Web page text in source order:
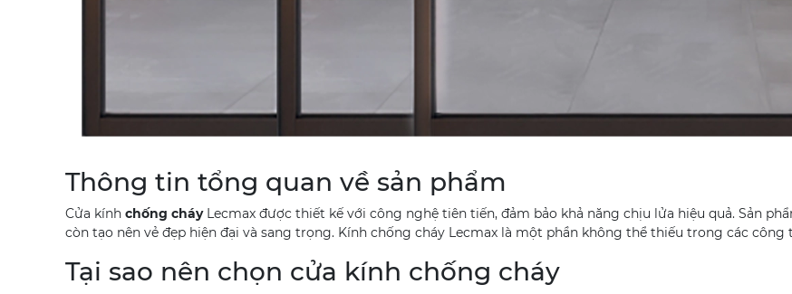
Thông tin tổng quan về sản phẩm
Cửa kính chống cháyLecmax được thiết kế với công nghệ tiên tiến, đảm bảo khả năng chịu lửa hiệu quả. Sản
còn tạo nên vẻ đẹp hiện đại và sang trọng. Kính chống cháy Lecmax là một phần không thể thiếu trong các công
Tại sao nên chọn cửa kính chống cháy